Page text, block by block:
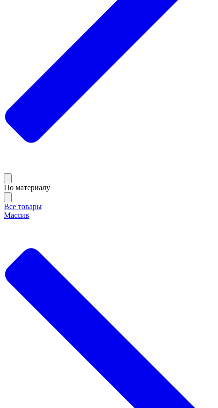
По материалу
Все товары
Массив